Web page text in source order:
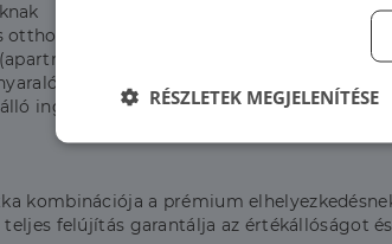
otthonnak
vendégház)
ingatlant keresőknek
kombinációja a prémium
teljes felújítás garantálja az értékállóságot
RÉSZLETEK MEGJELENÍTÉSE
Elengedhetetlenül